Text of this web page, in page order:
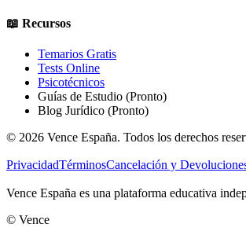
📖 Recursos
Temarios Gratis
Tests Online
Psicotécnicos
Guías de Estudio (Pronto)
Blog Jurídico (Pronto)
© 2026 Vence España. Todos los derechos
PrivacidadTérminosCancelación y
Vence España es una plataforma educativa
© Vence